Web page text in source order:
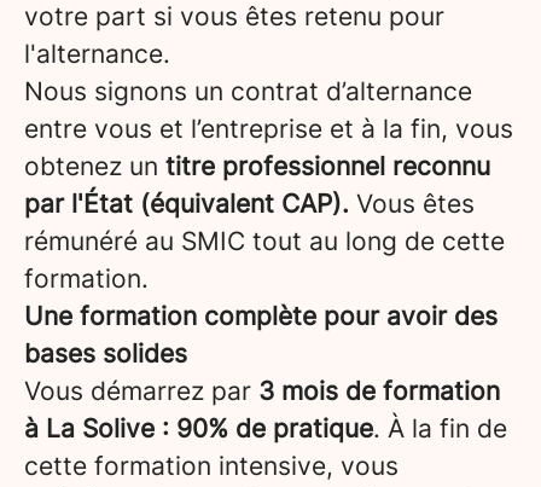
votre part si vous êtes retenu pour
l'alternance.
Nous signons un contrat d’alternance
entre vous et l’entreprise et à la fin, vous
obtenez un titre professionnel reconnu
par l'État (équivalent CAP). Vous êtes
rémunéré au SMIC tout au long de cette
formation.
Une formation complète pour avoir des
bases solides
Vous démarrez par 3 mois de formation
à La Solive : 90% de pratique. À la fin de
cette formation intensive, vous